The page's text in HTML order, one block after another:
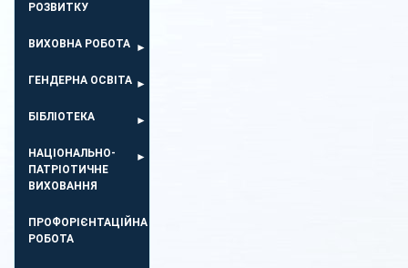
РОЗВИТКУ
ВИХОВНА РОБОТА
ГЕНДЕРНА ОСВІТА
БІБЛІОТЕКА
НАЦІОНАЛЬНО-
ПАТРІОТИЧНЕ
ВИХОВАННЯ
ПРОФОРІЄНТАЦІЙНА
РОБОТА